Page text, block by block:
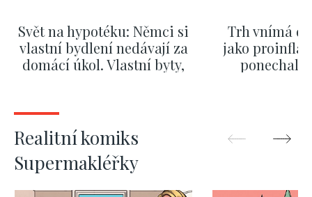
Svět na hypotéku: Němci si
vlastní bydlení nedávají za
domácí úkol. Vlastní byty,
Trh vnímá
jako
ponechali
Realitní komiks
Supermakléřky